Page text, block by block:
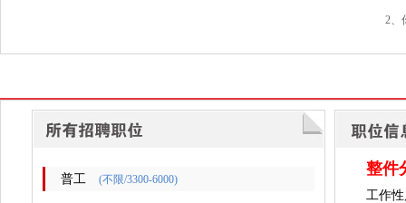
2、
普工 (不限/3300-6000)
整件
工作